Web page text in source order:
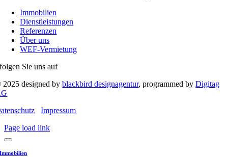
Immobilien
Dienstleistungen
Referenzen
Über uns
WEF-Vermietung
folgen Sie uns auf
2025 designed byblackbird designagentur, programmed byDigitag
Impressum
Page load link
Immobilien